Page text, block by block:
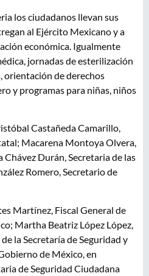
los ciudadanos llevan sus
al Ejército Mexicano y a
económica. Igualmente
jornadas de esterilización
orientación de derechos
y programas para niñas, niños
Castañeda Camarillo,
Macarena Montoya Olvera,
Durán, Secretaria de las
Romero, Secretario de
Martínez, Fiscal General de
Martha Beatriz López López,
la Secretaría de Seguridad y
de México, en
de Seguridad Ciudadana